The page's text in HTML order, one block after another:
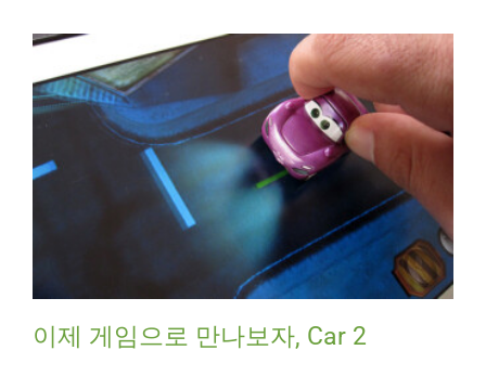
이제 게임으로 만나보자, Car 2